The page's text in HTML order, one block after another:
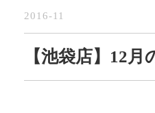
2016-11
【池袋店】12